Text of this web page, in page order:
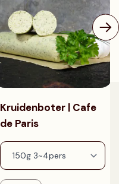
Kruidenboter | Cafe
de Paris